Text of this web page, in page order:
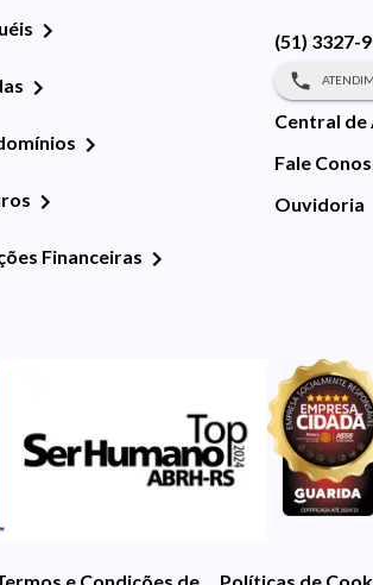
Financeiras
(51) 3327-
Central de
Fale
Ouvidoria
e Condições de UsoPolíticas de